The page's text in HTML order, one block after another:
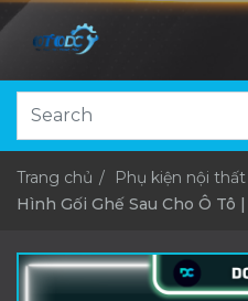
Trang chủ Phụ kiện nội thất
Hình Gối Ghế Sau Cho Ô Tô